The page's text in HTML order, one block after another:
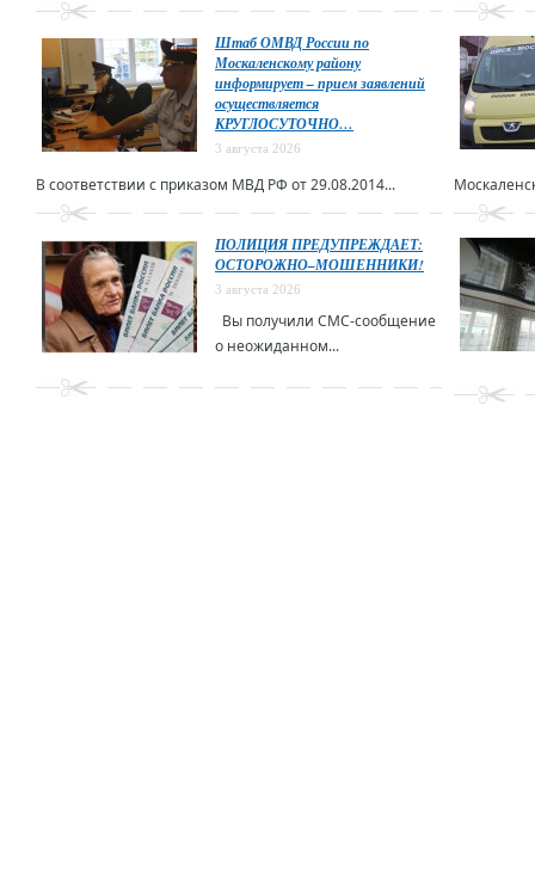
Штаб ОМВД России по
Москаленскому району
информирует – прием заявлений
осуществляется
КРУГЛОСУТОЧНО…
3 августа 2026
В соответствии с приказом МВД РФ от 29.08.2014...
ПОЛИЦИЯ ПРЕДУПРЕЖДАЕТ:
ОСТОРОЖНО–МОШЕННИКИ!
3 августа 2026
Вы получили СМС-сообщение
о неожиданном...